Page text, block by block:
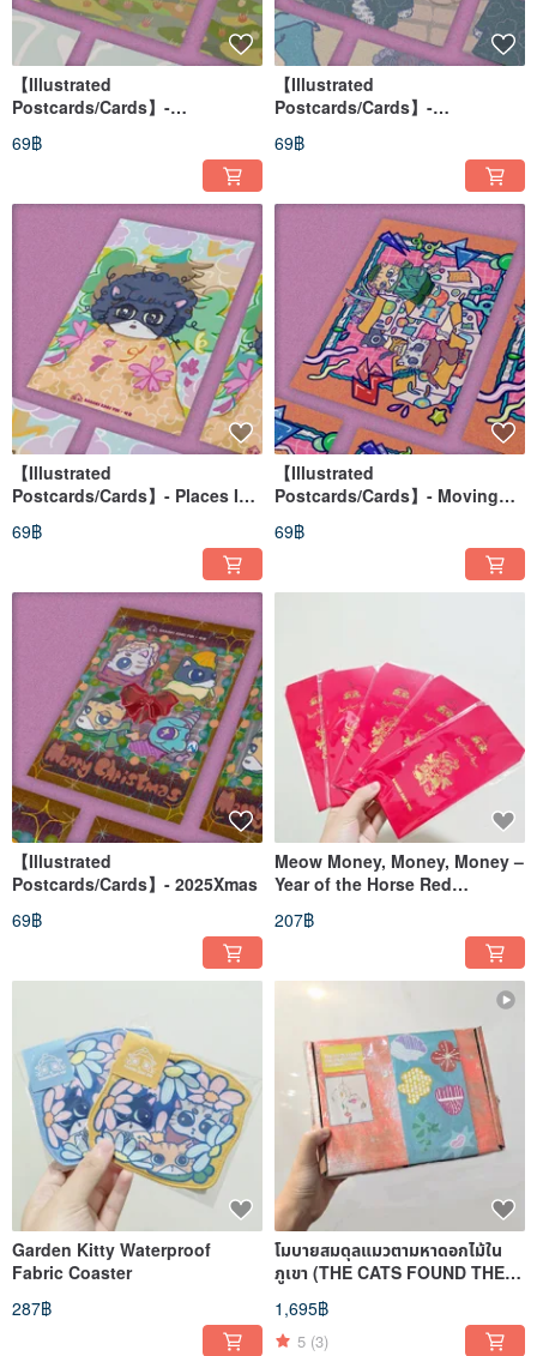
【Illustrated
Postcards/Cards】-
Valentine's Day
69฿
【Illustrated
Postcards/Cards】-
Somewhere only we know.-2
69฿
【Illustrated
Postcards/Cards】- Places I
want to visit in spring + a bad
hair day
69฿
【Illustrated
Postcards/Cards】- Moving
Again
69฿
【Illustrated
Postcards/Cards】- 2025Xmas
69฿
Meow Money, Money, Money –
Year of the Horse Red
Envelope Set (6 pcs)
207฿
Garden Kitty Waterproof
Fabric Coaster
287฿
โมบายสมดุลแมวตามหาดอกไม้ใน
ภูเขา (THE CATS FOUND THE
FLOWERS mobiles)
1,695฿
5 (3)